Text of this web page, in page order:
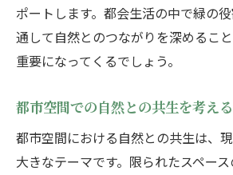
ポートします。都会生活の中で緑の
通して自然とのつながりを深めるこ
重要になってくるでしょう。
都市空間での自然との共生を考える
都市空間における自然との共生は、
大きなテーマです。限られたスペー